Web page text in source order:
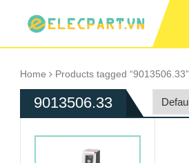
Home Products tagged “9013506.33”
9013506.33